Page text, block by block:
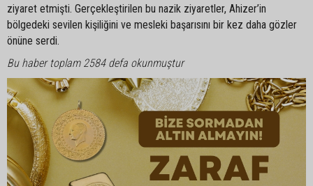
ziyaret etmişti. Gerçekleştirilen bu nazik ziyaretler, Ahizer’in
bölgedeki sevilen kişiliğini ve mesleki başarısını bir kez daha gözler
önüne serdi.
Bu haber toplam 2584 defa okunmuştur